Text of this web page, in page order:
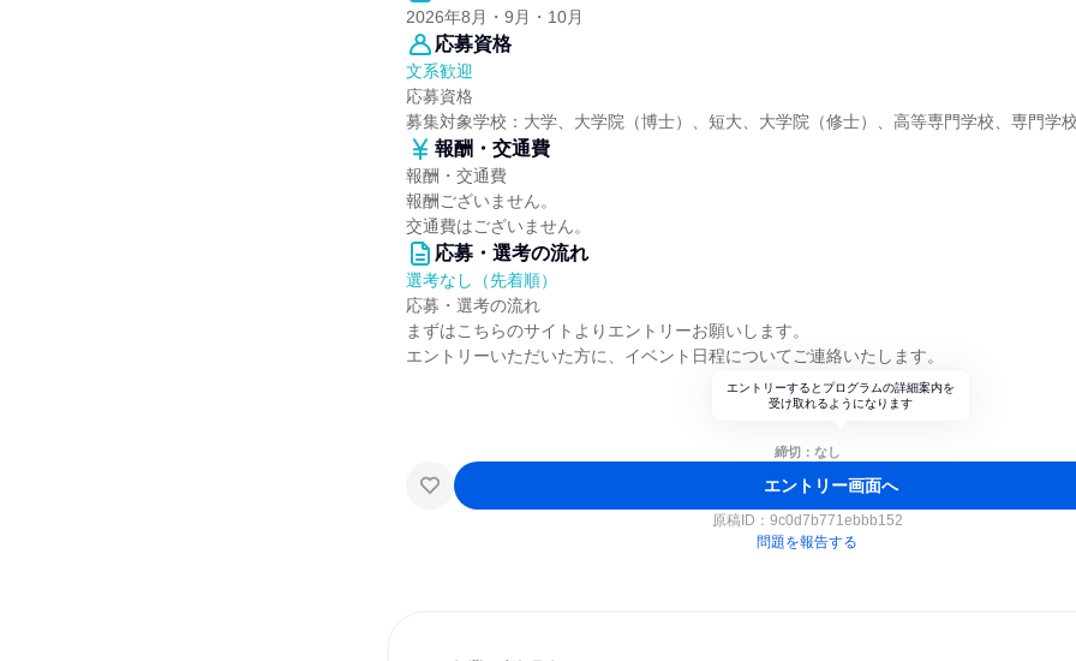
2026年8月・9月・10月
応募資格
文系歓迎
応募資格
募集対象学校：大学、大学院（博士）、短大、大学院（修士）、高等専門学校、専門学校
報酬・交通費
報酬・交通費
報酬ございません。
交通費はございません。
応募・選考の流れ
選考なし（先着順）
応募・選考の流れ
まずはこちらのサイトよりエントリーお願いします。
エントリーいただいた方に、イベント日程についてご連絡いたします。
エントリーするとプログラムの詳細案内を
受け取れるようになります
締切：なし
エントリー画面へ
原稿ID： 9c0d7b771ebbb152
問題を報告する